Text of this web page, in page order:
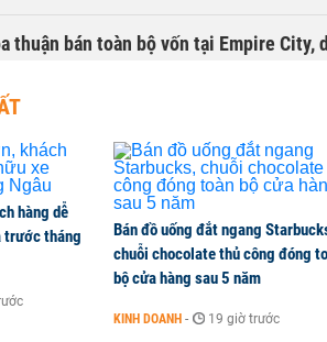
thuận bán toàn bộ vốn tại Empire City,
quyết 21 có thể tạo xung lực mới, góp
trước
Chi phí quảng cáo tăng mạnh trong
hàng dễ
trước tháng
Bán đồ uống đắt ngang
chuỗi chocolate thủ công đóng
bộ cửa hàng sau 5 năm
KINH DOANH - 19 giờ trước